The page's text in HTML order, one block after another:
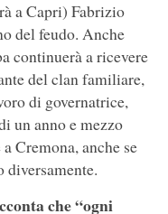
a Capri) Fabrizio
del feudo. Anche
continuerà a ricevere
del clan familiare,
di governatrice,
un anno e mezzo
Cremona, anche se
diversamente.
che “ogni